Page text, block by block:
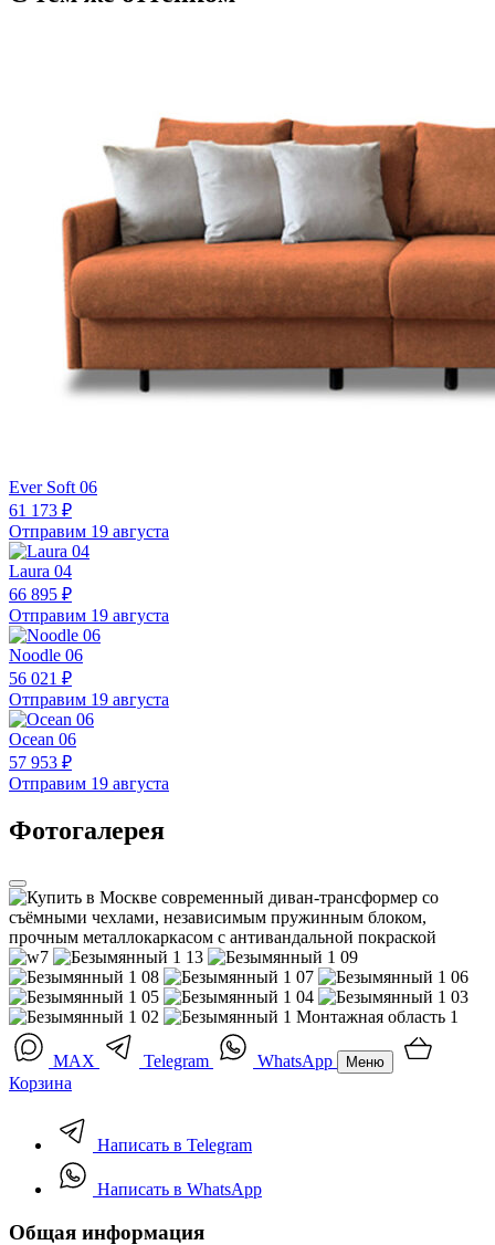
Ever Soft 06
61 173 ₽
Отправим 19 августа
Laura 04
66 895 ₽
Отправим 19 августа
Noodle 06
56 021 ₽
Отправим 19 августа
Ocean 06
57 953 ₽
Отправим 19 августа
Фотогалерея
MAX Telegram WhatsApp Меню
Корзина
Написать в Telegram
Написать в WhatsApp
Общая информация